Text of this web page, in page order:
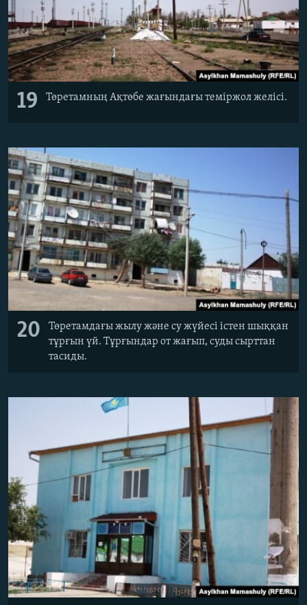
19 Төретамның Ақтөбе жағындағы теміржол желісі.
20
Төретамдағы жылу және су жүйесі істен шыққан
тұрғын үй. Тұрғындар от жағып, суды сырттан
тасиды.